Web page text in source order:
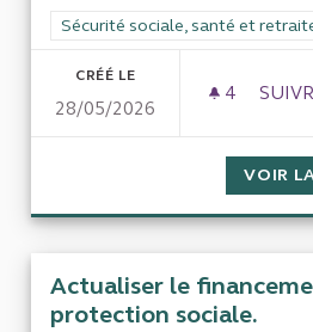
Filtrer les résultats de la
Sécurité sociale, santé et
CRÉÉ LE
28/05/2026
4 4
VOIR
Actualiser le
protection sociale.